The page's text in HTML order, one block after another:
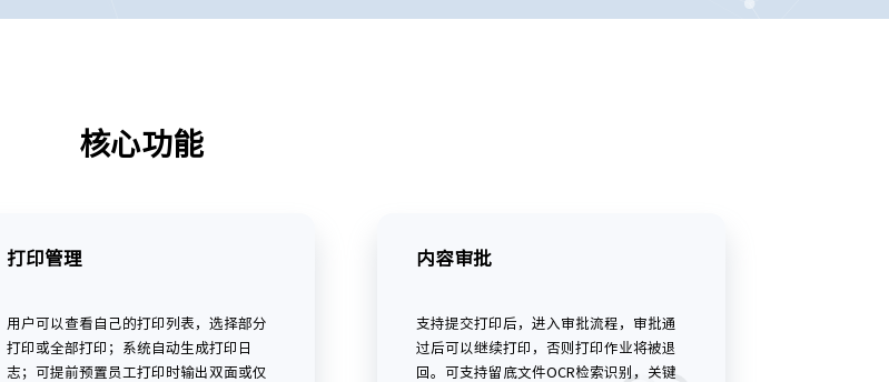
核心功能
打印管理
用户可以查看自己的打印列表，选择部分
打印或全部打印；系统自动生成打印日
志；可提前预置员工打印时输出双面或仅
内容审批
支持提交打印后，进入审批流程，审批通
过后可以继续打印，否则打印作业将被退
回。可支持留底文件OCR检索识别，关键